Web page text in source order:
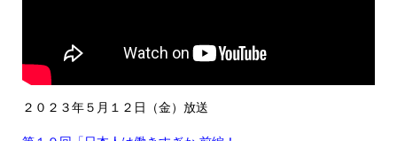
２０２３年５月１２日（金）放送